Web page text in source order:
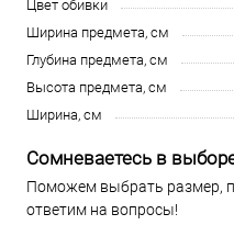
Цвет обивки
Ширина предмета, см
Глубина предмета, см
Высота предмета, см
Ширина, см
Сомневаетесь в
Поможем выбрать размер,
ответим на вопросы!